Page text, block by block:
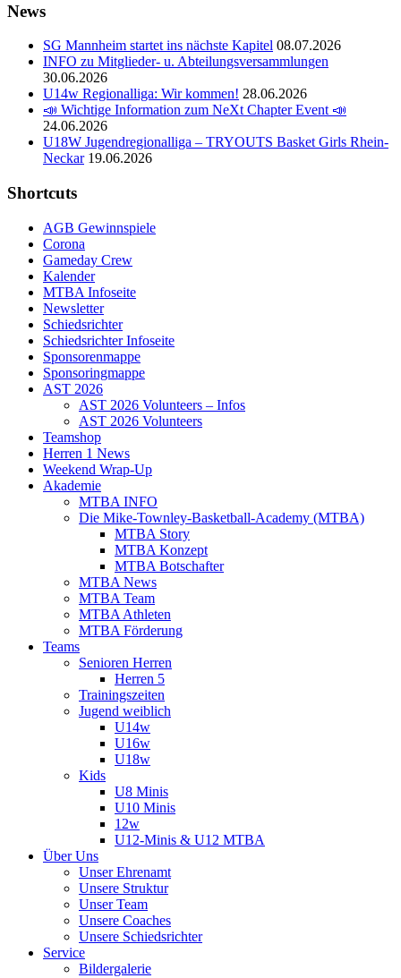
News
SG Mannheim startet ins nächste Kapitel 08.07.2026
INFO zu Mitglieder- u. Abteilungsversammlungen
30.06.2026
U14w Regionalliga: Wir kommen! 28.06.2026
📣 Wichtige Information zum NeXt Chapter Event 📣
24.06.2026
U18W Jugendregionalliga – TRYOUTS Basket Girls Rhein-
Neckar 19.06.2026
Shortcuts
AGB Gewinnspiele
Corona
Gameday Crew
Kalender
MTBA Infoseite
Newsletter
Schiedsrichter
Schiedsrichter Infoseite
Sponsorenmappe
Sponsoringmappe
AST 2026
AST 2026 Volunteers – Infos
AST 2026 Volunteers
Teamshop
Herren 1 News
Weekend Wrap-Up
Akademie
MTBA INFO
Die Mike-Townley-Basketball-Academy (MTBA)
MTBA Story
MTBA Konzept
MTBA Botschafter
MTBA News
MTBA Team
MTBA Athleten
MTBA Förderung
Teams
Senioren Herren
Herren 5
Trainingszeiten
Jugend weiblich
U14w
U16w
U18w
Kids
U8 Minis
U10 Minis
12w
U12-Minis & U12 MTBA
Über Uns
Unser Ehrenamt
Unsere Struktur
Unser Team
Unsere Coaches
Unsere Schiedsrichter
Service
Bildergalerie